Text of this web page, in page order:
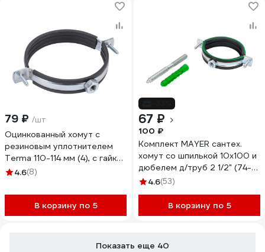
79 ₽ /шт
Оцинкованный хомут с
резиновым уплотнителем
Terma 110-114 мм (4), с гайкой
М10 24040 28720
4.6(8)
В корзину по 5
67 ₽
100 ₽
Комплект MAYER сантех.
хомут со шпилькой 10x100 и
дюбелем д/труб 2 1/2" (74-
80 мм), гайка М10 14 0212
4.6(53)
В корзину по 5
Показать еще 40